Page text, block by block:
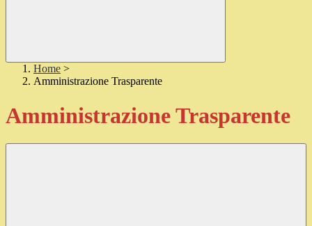
Home >
Amministrazione Trasparente
Amministrazione Trasparente